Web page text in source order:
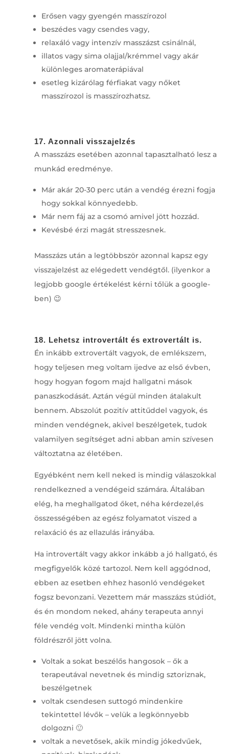
Erősen vagy gyengén masszírozol
beszédes vagy csendes vagy,
relaxáló vagy intenzív masszázst csinálnál,
illatos vagy sima olajjal/krémmel vagy akár
különleges aromaterápiával
esetleg kizárólag férfiakat vagy nőket
masszírozol is masszírozhatsz.
17. Azonnali visszajelzés
A masszázs esetében azonnal tapasztalható lesz a
munkád eredménye.
Már akár 20-30 perc után a vendég érezni fogja
hogy sokkal könnyedebb.
Már nem fáj az a csomó amivel jött hozzád.
Kevésbé érzi magát stresszesnek.
Masszázs után a legtöbbször azonnal kapsz egy
visszajelzést az elégedett vendégtől. (ilyenkor a
legjobb google értékelést kérni tőlük a google-
ben) 😉
18. Lehetsz introvertált és extrovertált is.
Én inkább extrovertált vagyok, de emlékszem,
hogy teljesen meg voltam ijedve az első évben,
hogy hogyan fogom majd hallgatni mások
panaszkodását. Aztán végül minden átalakult
bennem. Abszolút pozitív attitűddel vagyok, és
minden vendégnek, akivel beszélgetek, tudok
valamilyen segítséget adni abban amin szívesen
változtatna az életében.
Egyébként nem kell neked is mindig válaszokkal
rendelkezned a vendégeid számára. Általában
elég, ha meghallgatod őket, néha kérdezel,és
összességében az egész folyamatot viszed a
relaxáció és az ellazulás irányába.
Ha introvertált vagy akkor inkább a jó hallgató, és
megfigyelők közé tartozol. Nem kell aggódnod,
ebben az esetben ehhez hasonló vendégeket
fogsz bevonzani. Vezettem már masszázs stúdiót,
és én mondom neked, ahány terapeuta annyi
féle vendég volt. Mindenki mintha külön
földrészről jött volna.
Voltak a sokat beszélős hangosok – ők a
terapeutával nevetnek és mindig sztoriznak,
beszélgetnek
voltak csendesen suttogó mindenkire
tekintettel lévők – velük a legkönnyebb
dolgozni 🙂
voltak a nevetősek, akik mindig jókedvűek,